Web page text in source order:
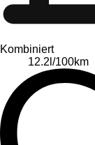
Kombiniert
12.2 l/100km